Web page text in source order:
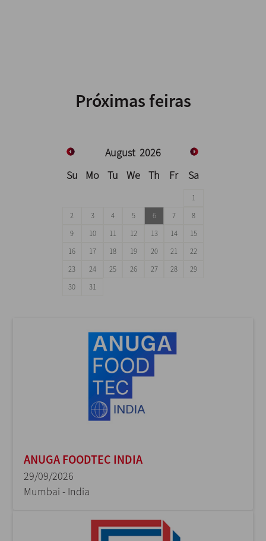
Próximas feiras
August 2026
Su
Mo Tu We Th Fr Sa
1
2
3 4 5 6 7
8
9
10 11 12 13 14
15
16
17 18 19 20 21
22
23
24 25 26 27 28
29
30
31
ANUGA FOODTEC INDIA
29/09/2026
Mumbai - India